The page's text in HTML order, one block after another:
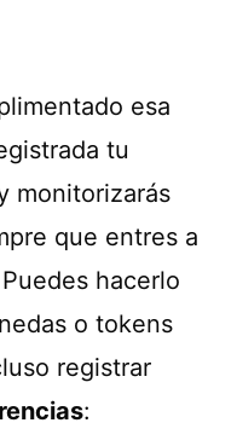
esa
tu
monitorizarás
que entres a
hacerlo
o tokens
registrar
: